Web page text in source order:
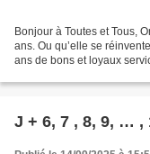
Bonjour à Toutes et Tous,
ans. Ou qu’elle se
ans de bons et loyaux
J + 6, 7 , 8, 9, … ,